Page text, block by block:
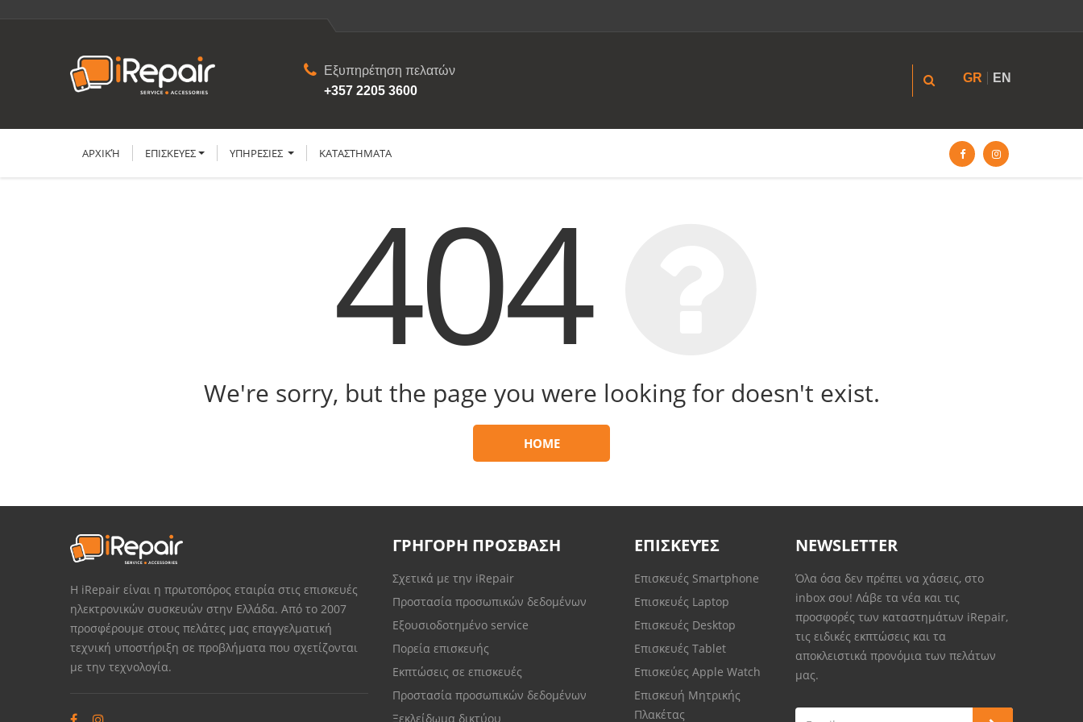
Εξυπηρέτηση πελατών
+357 2205 3600
GR EN
ΑΡΧΙΚΉ ΕΠΙΣΚΕΥΕΣ YΠΗΡΕΣΙΕΣ ΚΑΤΑΣΤΗΜΑΤΑ
404
We're sorry, but the page you were looking for doesn't exist.
HOME
Η iRepair είναι η πρωτοπόρος εταιρία στις επισκευές
ηλεκτρονικών συσκευών στην Ελλάδα. Από το 2007
προσφέρουμε στους πελάτες μας επαγγελματική
τεχνική υποστήριξη σε προβλήματα που σχετίζονται
με την τεχνολογία.
ΓΡΗΓΟΡΗ ΠΡΟΣΒΑΣΗ
Σχετικά με την iRepair
Προστασία προσωπικών δεδομένων
Εξουσιοδοτημένο service
Πορεία επισκευής
Εκπτώσεις σε επισκευές
Προστασία προσωπικών δεδομένων
Ξεκλείδωμα δικτύου
ΕΠΙΣΚΕΥΈΣ
Επισκευές Smartphone
Επισκευές Laptop
Επισκευές Desktop
Επισκευές Tablet
Επισκεύες Apple Watch
Επισκευή Μητρικής
Πλακέτας
NEWSLETTER
Όλα όσα δεν πρέπει να χάσεις, στο
inbox σου! Λάβε τα νέα και τις
προσφορές των καταστημάτων iRepair,
τις ειδικές εκπτώσεις και τα
αποκλειστικά προνόμια των πελάτων
μας.